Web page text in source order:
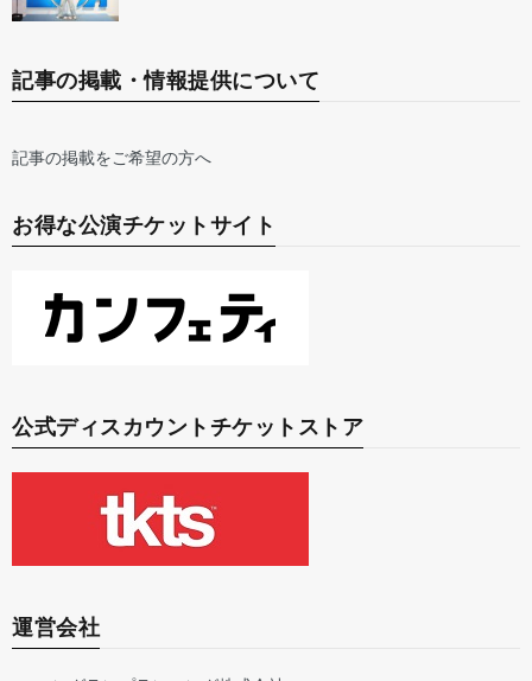
記事の掲載・情報提供について
記事の掲載をご希望の方へ
お得な公演チケットサイト
公式ディスカウントチケットストア
運営会社